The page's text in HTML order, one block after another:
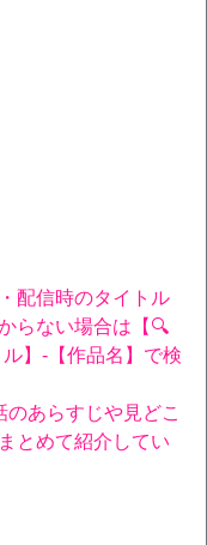
配信時のタイトル
らない場合は【🔍
】-【作品名】で検
あらすじや見どこ
とめて紹介してい